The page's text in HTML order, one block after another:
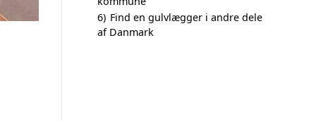
6) Find en gulvlægger i andre dele
af Danmark